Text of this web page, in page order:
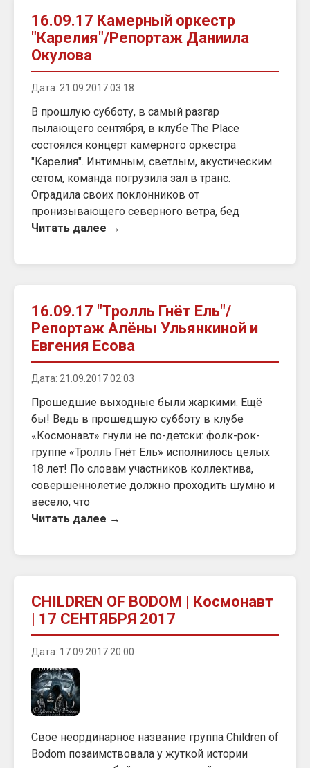
16.09.17 Камерный оркестр
"Карелия"/Репортаж Даниила
Окулова
Дата: 21.09.2017 03:18
В прошлую субботу, в самый разгар
пылающего сентября, в клубе The Place
состоялся концерт камерного оркестра
"Карелия". Интимным, светлым, акустическим
сетом, команда погрузила зал в транс.
Оградила своих поклонников от
пронизывающего северного ветра, бед
Читать далее →
16.09.17 "Тролль Гнёт Ель"/
Репортаж Алёны Ульянкиной и
Евгения Есова
Дата: 21.09.2017 02:03
Прошедшие выходные были жаркими. Ещё
бы! Ведь в прошедшую субботу в клубе
«Космонавт» гнули не по-детски: фолк-рок-
группе «Тролль Гнёт Ель» исполнилось целых
18 лет! По словам участников коллектива,
совершеннолетие должно проходить шумно и
весело, что
Читать далее →
CHILDREN OF BODOM | Космонавт
| 17 СЕНТЯБРЯ 2017
Дата: 17.09.2017 20:00
Свое неординарное название группа Children of
Bodom позаимствовала у жуткой истории